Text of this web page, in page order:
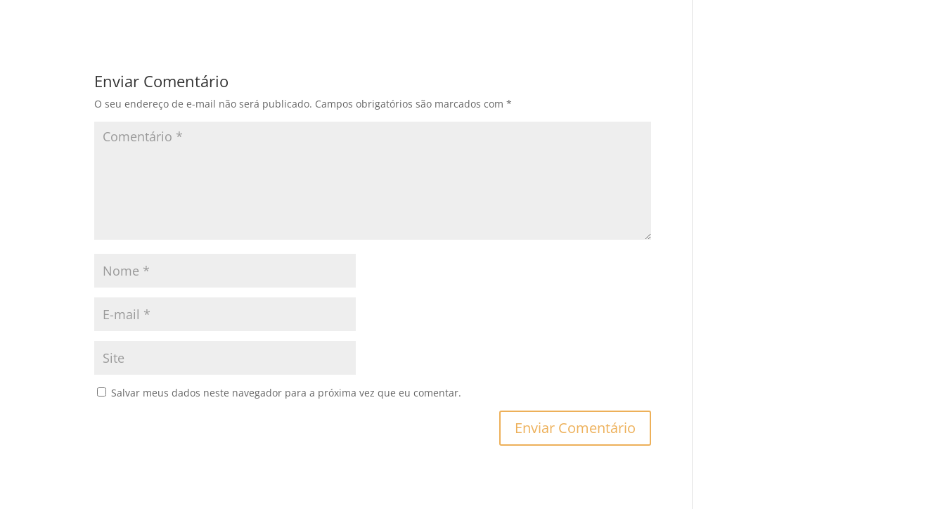
Enviar Comentário
O seu endereço de e-mail não será publicado. Campos obrigatórios são marcados com*
Salvar meus dados neste navegador para a próxima vez que eu comentar.